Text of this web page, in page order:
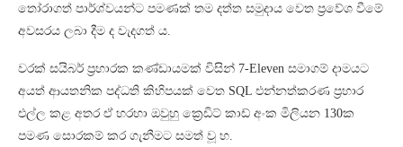
තෝරාගත් පාර්ශ්වයන්ට පමණක් තම දත්ත සමුදාය වෙත ප්‍රවේශ වීමේ
අවසරය ලබා දීම ද වැදගත් ය.
වරක් සයිබර් ප්‍රහාරක කණ්ඩායමක් විසින් 7-Eleven සමාගම් දාමයට
අයත් ආයතනික පද්ධති කිහිපයක් වෙත SQL එන්නත්කරණ ප්‍රහාර
එල්ල කළ අතර ඒ හරහා ඔවුහු ක්‍රෙඩිට් කාඩ් අංක මිලියන 130ක
පමණ සොරකම් කර ගැනීමට සමත් වූ හ.